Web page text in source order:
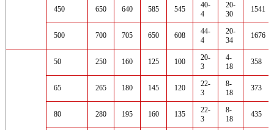
450 650 640 585 545
40-
4
20-
30
1541
500 700 705 650 608
44-
4
20-
34
1676
50 250 160 125 100
20-
3
4-
18
358
65 265 180 145 120
22-
3
8-
18
373
80 280 195 160 135
22-
3
8-
18
435